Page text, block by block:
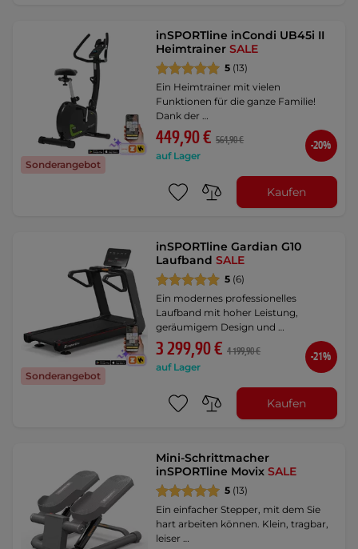
Sonderangebot
inSPORTline inCondi UB45i II
HeimtrainerSALE
5 (13)
Ein Heimtrainer mit vielen
Funktionen für die ganze Familie!
Dank der …
449,90 € 564,90 €
auf Lager
-20%
Kaufen
Sonderangebot
inSPORTline Gardian G10
LaufbandSALE
5 (6)
Ein modernes professionelles
Laufband mit hoher Leistung,
geräumigem Design und …
3 299,90 € 4 199,90 €
auf Lager
-21%
Kaufen
Mini-Schrittmacher
inSPORTline MovixSALE
5 (13)
Ein einfacher Stepper, mit dem Sie
hart arbeiten können. Klein, tragbar,
leiser …